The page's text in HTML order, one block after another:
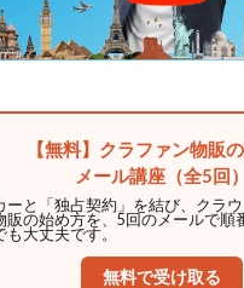
【無料】クラファン物販
メール講座（全5回）
ーと「独占契約」を結び、クラ
販の始め方を、5回のメールで順
大丈夫です。
無料で受け取る